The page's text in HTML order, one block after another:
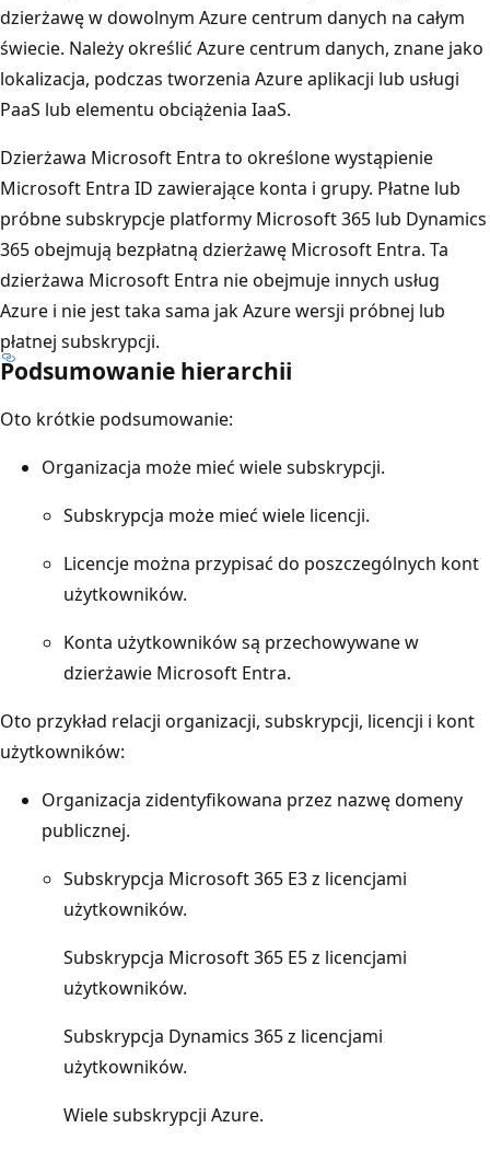
dzierżawę w dowolnym Azure centrum danych na całym
świecie. Należy określić Azure centrum danych, znane jako
lokalizacja, podczas tworzenia Azure aplikacji lub usługi
PaaS lub elementu obciążenia IaaS.
Dzierżawa Microsoft Entra to określone wystąpienie
Microsoft Entra ID zawierające konta i grupy. Płatne lub
próbne subskrypcje platformy Microsoft 365 lub Dynamics
365 obejmują bezpłatną dzierżawę Microsoft Entra. Ta
dzierżawa Microsoft Entra nie obejmuje innych usług
Azure i nie jest taka sama jak Azure wersji próbnej lub
płatnej subskrypcji.
Podsumowanie hierarchii
Oto krótkie podsumowanie:
Organizacja może mieć wiele subskrypcji.
Subskrypcja może mieć wiele licencji.
Licencje można przypisać do poszczególnych kont
użytkowników.
Konta użytkowników są przechowywane w
dzierżawie Microsoft Entra.
Oto przykład relacji organizacji, subskrypcji, licencji i kont
użytkowników:
Organizacja zidentyfikowana przez nazwę domeny
publicznej.
Subskrypcja Microsoft 365 E3 z licencjami
użytkowników.
Subskrypcja Microsoft 365 E5 z licencjami
użytkowników.
Subskrypcja Dynamics 365 z licencjami
użytkowników.
Wiele subskrypcji Azure.